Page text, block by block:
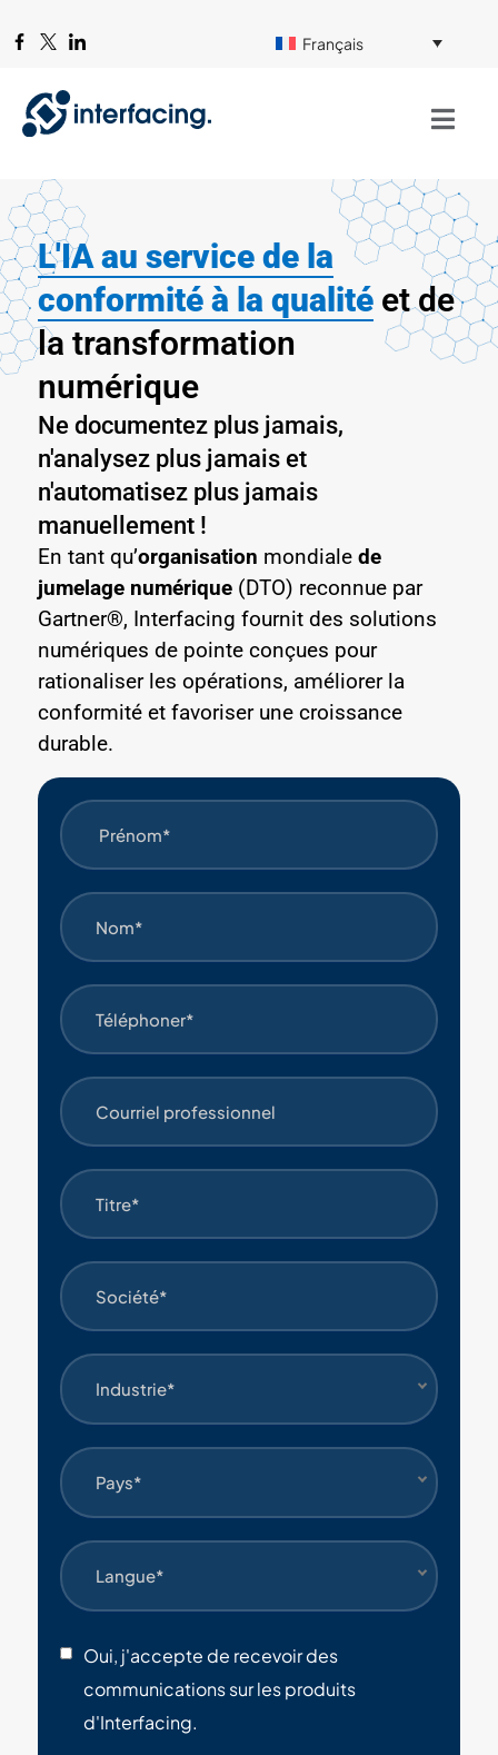
Français
L'IA au service de la
conformité à la qualité et de
la transformation
numérique
Ne documentez plus jamais,
n'analysez plus jamais et
n'automatisez plus jamais
manuellement !
En tant qu’organisation mondiale de
jumelage numérique (DTO) reconnue par
Gartner®, Interfacing fournit des solutions
numériques de pointe conçues pour
rationaliser les opérations, améliorer la
conformité et favoriser une croissance
durable.
Industrie*
Pays*
Langue*
Oui, j'accepte de recevoir des
communications sur les produits
d'Interfacing.